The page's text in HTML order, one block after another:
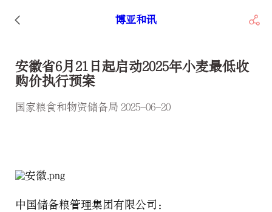
博亚和讯
安徽省6月21日起启动2025年小麦最低收
购价执行预案
国家粮食和物资储备局 2025-06-20
中国储备粮管理集团有限公司：